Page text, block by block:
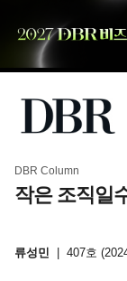
DBR Column
작은 조직일
류성민 407호